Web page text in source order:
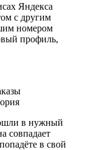
Яндекса
с другим
номером
профиль,
в нужный
совпадает
в свой